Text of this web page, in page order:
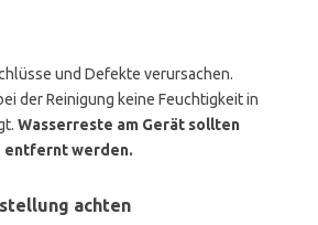
und Defekte verursachen.
der Reinigung keine Feuchtigkeit in
Wasserreste am Gerät sollten
entfernt werden.
achten